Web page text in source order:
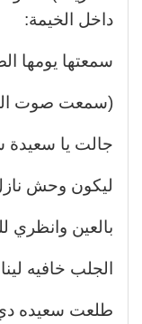
داخل الخيمة:
سمعتها يومها
(سمعت صوت
جالت يا سعيدة
ليكون وحش
بالعين وانظري
الجلب خافيه لينا
طلعت سعيده